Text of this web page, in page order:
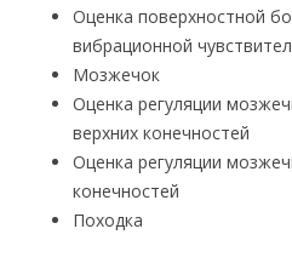
Оценка поверхностной
вибрационной
Мозжечок
Оценка регуляции
верхних конечностей
Оценка регуляции
конечностей
Походка